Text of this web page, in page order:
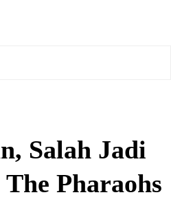
Salah Jadi
Pharaohs